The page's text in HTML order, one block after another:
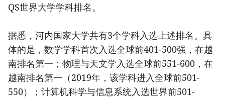
QS世界大学学科排名。
据悉，河内国家大学共有3个学科入选上述排名。具
体的是，数学学科首次入选全球前401-500强，在越
南排名第一；物理与天文学入选全球前551-600，在
越南排名第一（2019年，该学科进入全球前501-
550）；计算机科学与信息系统入选世界前501-